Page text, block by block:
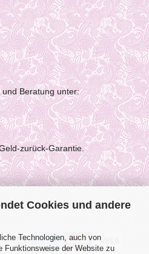
Cookies und andere
Technologien, auch von
Funktionsweise der Website zu
Beratung unter:
zurück-Garantie.